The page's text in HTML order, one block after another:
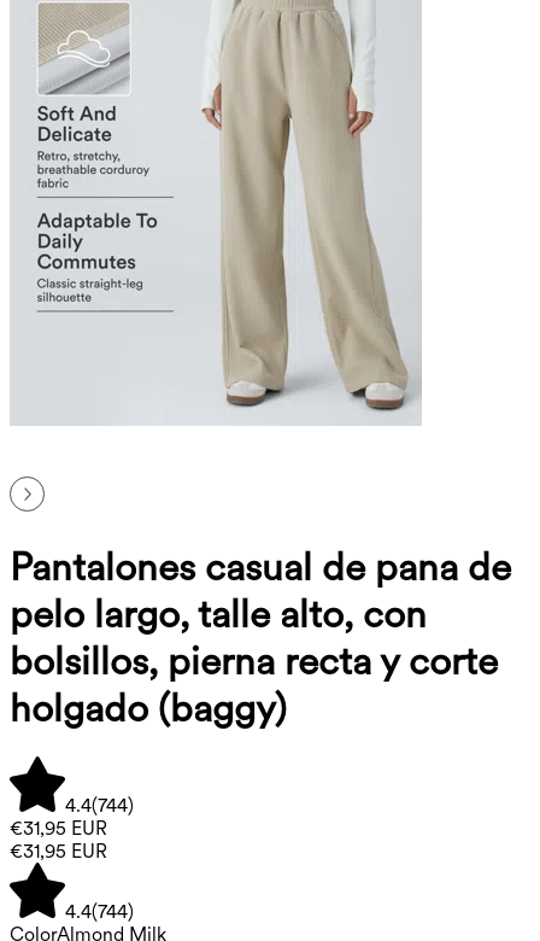
Pantalones casual de pana de
pelo largo, talle alto, con
bolsillos, pierna recta y corte
holgado (baggy)
4.4(744)
€31,95 EUR
€31,95 EUR
4.4(744)
ColorAlmond Milk